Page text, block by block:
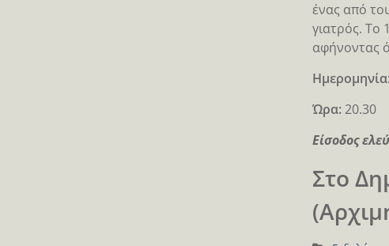
ένας από
γιατρός. Το
αφήνοντας
Ώρα:20.30
Είσοδος
Στο